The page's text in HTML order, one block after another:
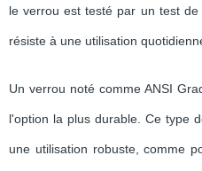
le verrou est testé par un test
résiste à une utilisation
Un verrou noté comme ANSI
l'option la plus durable. Ce type
une utilisation robuste, comme